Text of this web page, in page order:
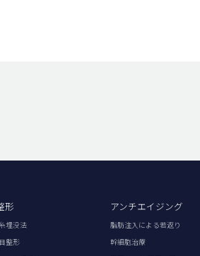
形
埋没法
整形
アンチエイジング
脂肪注入による若返り
幹細胞治療